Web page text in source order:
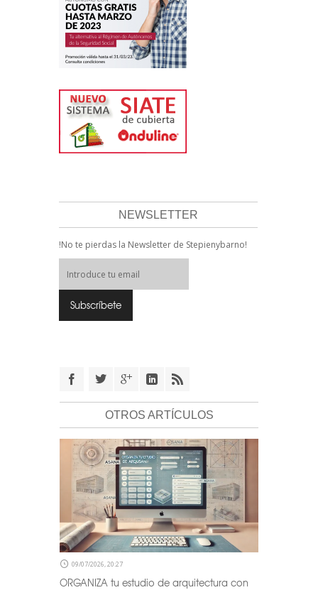
NEWSLETTER
!No te pierdas la Newsletter de Stepienybarno!
OTROS ARTÍCULOS
09/07/2026, 20:27
ORGANIZA tu estudio de arquitectura con